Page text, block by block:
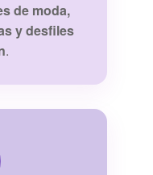
de moda,
y desfiles
.